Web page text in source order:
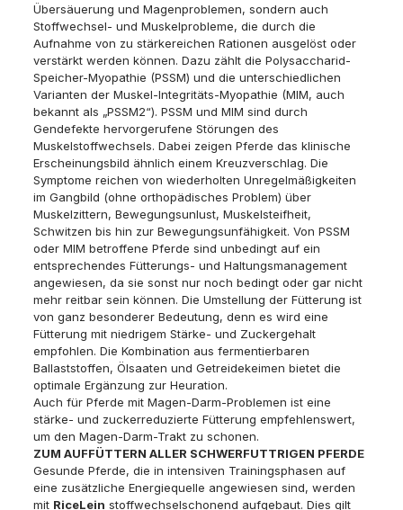
Übersäuerung und Magenproblemen, sondern auch
Stoffwechsel- und Muskelprobleme, die durch die
Aufnahme von zu stärkereichen Rationen ausgelöst oder
verstärkt werden können. Dazu zählt die Polysaccharid-
Speicher-Myopathie (PSSM) und die unterschiedlichen
Varianten der Muskel-Integritäts-Myopathie (MIM, auch
bekannt als „PSSM2“). PSSM und MIM sind durch
Gendefekte hervorgerufene Störungen des
Muskelstoffwechsels. Dabei zeigen Pferde das klinische
Erscheinungsbild ähnlich einem Kreuzverschlag. Die
Symptome reichen von wiederholten Unregelmäßigkeiten
im Gangbild (ohne orthopädisches Problem) über
Muskelzittern, Bewegungsunlust, Muskelsteifheit,
Schwitzen bis hin zur Bewegungsunfähigkeit. Von PSSM
oder MIM betroffene Pferde sind unbedingt auf ein
entsprechendes Fütterungs- und Haltungsmanagement
angewiesen, da sie sonst nur noch bedingt oder gar nicht
mehr reitbar sein können. Die Umstellung der Fütterung ist
von ganz besonderer Bedeutung, denn es wird eine
Fütterung mit niedrigem Stärke- und Zuckergehalt
empfohlen. Die Kombination aus fermentierbaren
Ballaststoffen, Ölsaaten und Getreidekeimen bietet die
optimale Ergänzung zur Heuration.
Auch für Pferde mit Magen-Darm-Problemen ist eine
stärke- und zuckerreduzierte Fütterung empfehlenswert,
um den Magen-Darm-Trakt zu schonen.
ZUM AUFFÜTTERN ALLER SCHWERFUTTRIGEN PFERDE
Gesunde Pferde, die in intensiven Trainingsphasen auf
eine zusätzliche Energiequelle angewiesen sind, werden
mit RiceLein stoffwechselschonend aufgebaut. Dies gilt